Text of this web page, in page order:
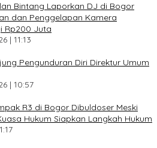
Bintang Laporkan DJ di Bogor
dan Penggelapan Kamera
Rp200 Juta
| 11:13
Pengunduran Diri Direktur Umum
| 10:57
R3 di Bogor Dibuldoser Meski
Hukum Siapkan Langkah Hukum